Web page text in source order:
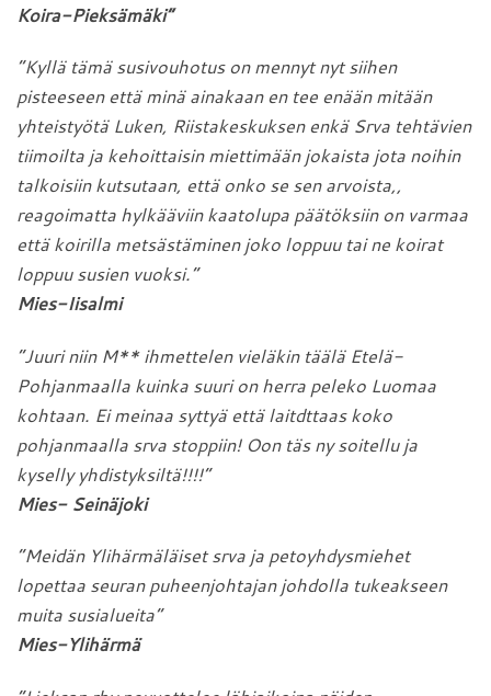
Koira-Pieksämäki”
”Kyllä tämä susivouhotus on mennyt nyt siihen
pisteeseen että minä ainakaan en tee enään mitään
yhteistyötä Luken, Riistakeskuksen enkä Srva tehtävien
tiimoilta ja kehoittaisin miettimään jokaista jota noihin
talkoisiin kutsutaan, että onko se sen arvoista,,
reagoimatta hylkääviin kaatolupa päätöksiin on varmaa
että koirilla metsästäminen joko loppuu tai ne koirat
loppuu susien vuoksi.”
Mies-Iisalmi
”Juuri niin M** ihmettelen vieläkin täälä Etelä-
Pohjanmaalla kuinka suuri on herra peleko Luomaa
kohtaan. Ei meinaa syttyä että laitdttaas koko
pohjanmaalla srva stoppiin! Oon täs ny soitellu ja
kyselly yhdistyksiltä!!!!”
Mies- Seinäjoki
”Meidän Ylihärmäläiset srva ja petoyhdysmiehet
lopettaa seuran puheenjohtajan johdolla tukeakseen
muita susialueita”
Mies-Ylihärmä